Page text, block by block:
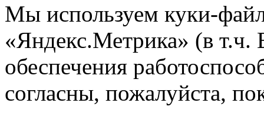
Мы используем куки-
«Яндекс.Метрика» (в т.ч.
обеспечения
согласны, пожалуйста,